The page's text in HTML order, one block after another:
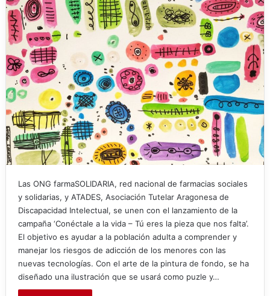
Las ONG farmaSOLIDARIA, red nacional de farmacias sociales
y solidarias, y ATADES, Asociación Tutelar Aragonesa de
Discapacidad Intelectual, se unen con el lanzamiento de la
campaña ‘Conéctale a la vida – Tú eres la pieza que nos falta’.
El objetivo es ayudar a la población adulta a comprender y
manejar los riesgos de adicción de los menores con las
nuevas tecnologías. Con el arte de la pintura de fondo, se ha
diseñado una ilustración que se usará como puzle y…